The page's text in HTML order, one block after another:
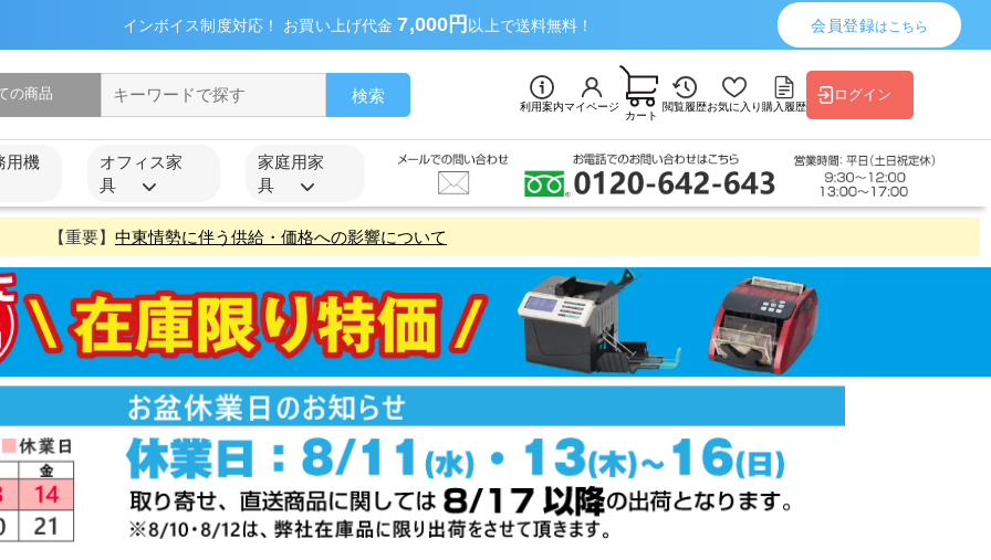
インボイス制度対応！ お買い上げ代金7,000円 以上で送料無料！ 会員登録はこちら
検索
利用案内マイページ
カート
閲覧履歴お気に入り購入履歴
ログイン
用機
オフィス家
具
家庭用家
具
【重要】 中東情勢に伴う供給・価格への影響について